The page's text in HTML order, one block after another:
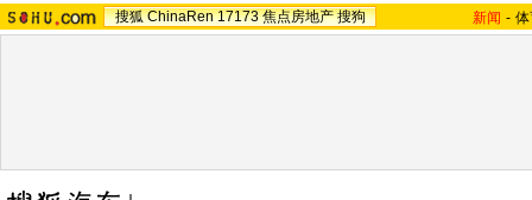
搜狐 ChinaRen 17173 焦点房地产 搜狗 新闻 -